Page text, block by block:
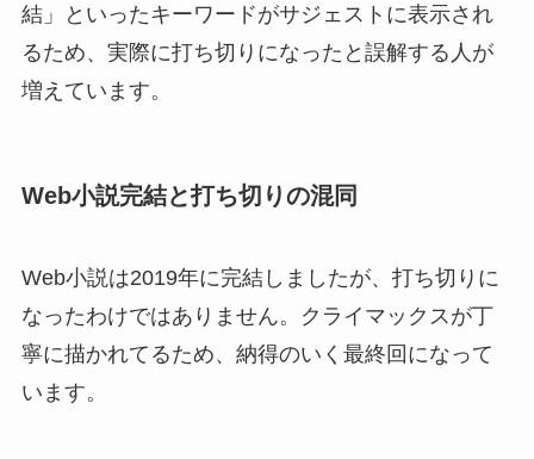
結」といったキーワードがサジェストに表示され
るため、実際に打ち切りになったと誤解する人が
増えています。
Web小説完結と打ち切りの混同
Web小説は2019年に完結しましたが、打ち切りに
なったわけではありません。クライマックスが丁
寧に描かれてるため、納得のいく最終回になって
います。